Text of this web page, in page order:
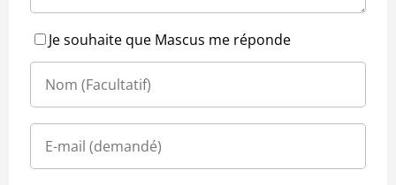
Je souhaite que Mascus me réponde